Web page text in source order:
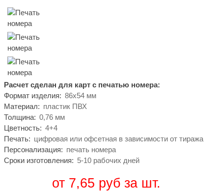
Расчет сделан для карт с печатью номера:
Формат изделия: 86х54 мм
Материал: пластик ПВХ
Толщина: 0,76 мм
Цветность: 4+4
Печать: цифровая или офсетная в зависимости от тиража
Персонализация: печать номера
Сроки изготовления: 5-10 рабочих дней
от 7,65 руб за шт.